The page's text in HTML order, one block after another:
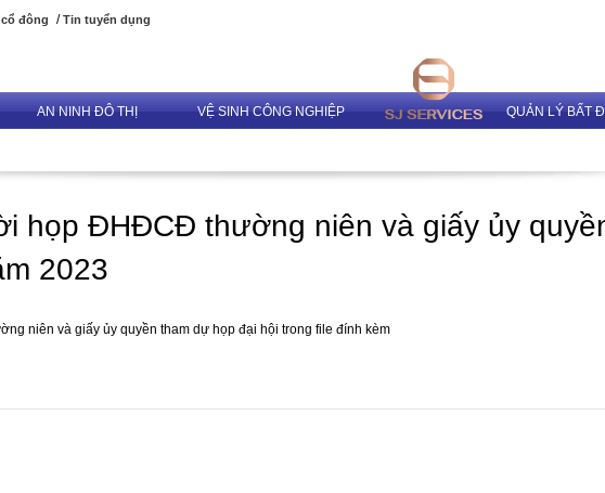
đông Tin tuyển dụng
AN NINH ĐÔ THỊ VỆ SINH CÔNG NGHIỆP QUẢN LÝ BẤT
họp ĐHĐCĐ thường niên và giấy ủy
2023
niên và giấy ủy quyền tham dự họp đại hội trong file đính kèm